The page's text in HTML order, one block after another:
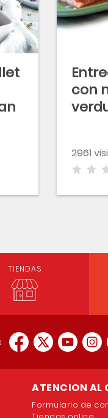
con
2961
TIENDAS
ATENCION AL
Formulario de